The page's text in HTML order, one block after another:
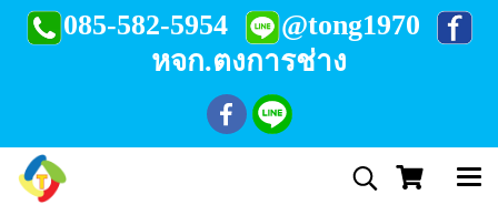
085-582-5954
@tong1970
หจก.ตงการช่าง